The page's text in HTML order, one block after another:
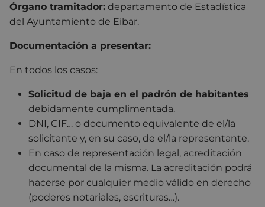
Órgano tramitador: departamento de Estadística
del Ayuntamiento de Eibar.
Documentación a presentar:
En todos los casos:
Solicitud de baja en el padrón de habitantes
debidamente cumplimentada.
DNI, CIF… o documento equivalente de el/la
solicitante y, en su caso, de el/la representante.
En caso de representación legal, acreditación
documental de la misma. La acreditación podrá
hacerse por cualquier medio válido en derecho
(poderes notariales, escrituras…).